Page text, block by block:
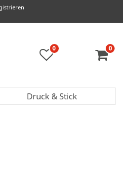
0 0
Druck & Stick